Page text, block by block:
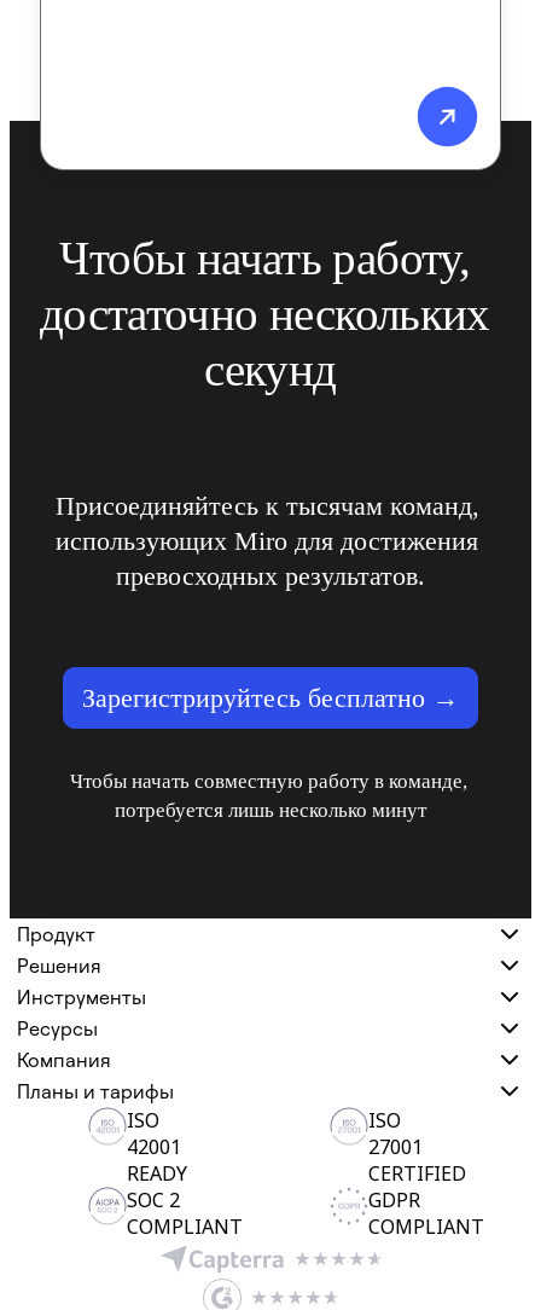
Чтобы начать работу,
достаточно нескольких
секунд
Присоединяйтесь к тысячам команд,
использующих Miro для достижения
превосходных результатов.
Зарегистрируйтесь бесплатно →
Чтобы начать совместную работу в команде,
потребуется лишь несколько минут
Продукт
Решения
Инструменты
Ресурсы
Компания
Планы и тарифы
ISO
42001
READY
ISO
27001
CERTIFIED
SOC 2
COMPLIANT
GDPR
COMPLIANT